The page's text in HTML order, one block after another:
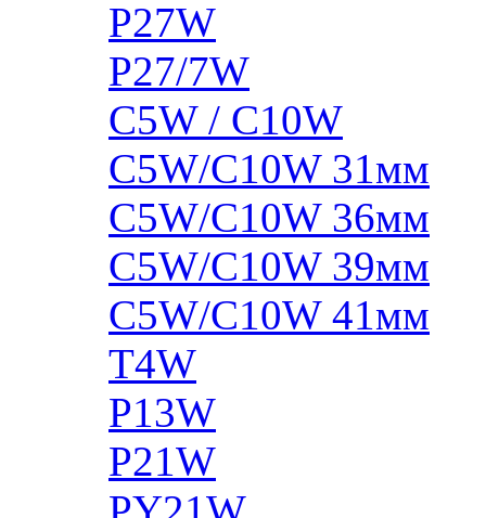
P27W
P27/7W
C5W / C10W
C5W/C10W 31мм
C5W/C10W 36мм
C5W/C10W 39мм
C5W/C10W 41мм
T4W
P13W
P21W